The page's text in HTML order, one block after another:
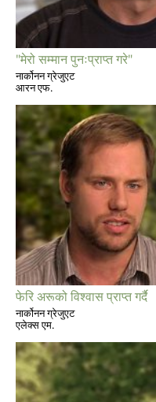
"मेरो सम्मान पुनःप्राप्त गरे"
नार्कोनन ग्रेजुएट
आरन एफ.
फेरि अरूको विश्वास प्राप्त गर्दै
नार्कोनन ग्रेजुएट
एलेक्स एम.